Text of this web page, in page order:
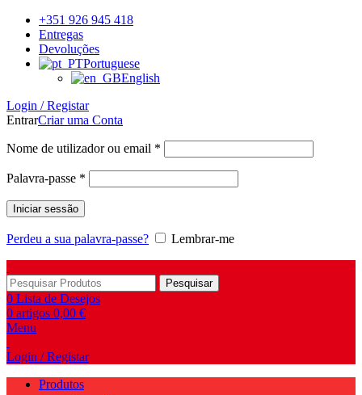
+351 926 945 418
Entregas
Devoluções
Portuguese
English
Login / Registar
EntrarCriar uma Conta
Nome de utilizador ou email *
Palavra-passe *
Iniciar sessão
Perdeu a sua palavra-passe? Lembrar-me
Pesquisar
0 Lista de Desejos
0 artigos 0,00 €
Menu
Login / Registar
Produtos